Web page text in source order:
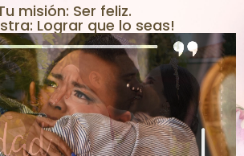
misión: Ser feliz.
Lograr que lo seas!